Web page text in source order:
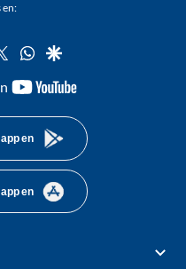
en:
twitterwhatsapp
google
youtube-
en
en